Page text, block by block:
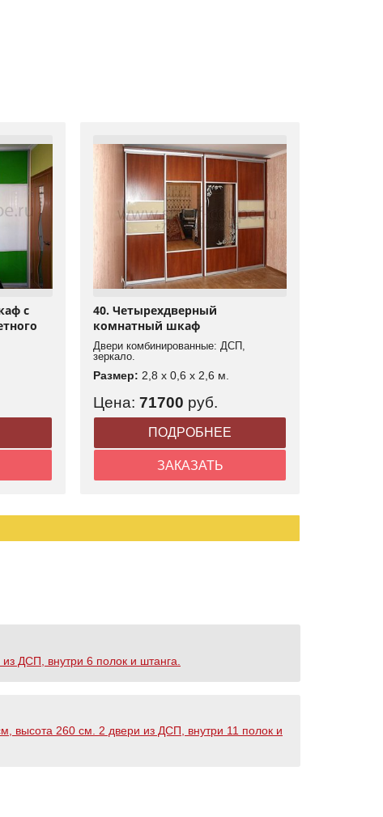
с
40. Четырехдверный
комнатный шкаф
Двери комбинированные: ДСП,
зеркало.
Размер: 2,8 x 0,6 x 2,6 м.
Цена: 71700 руб.
ПОДРОБНЕЕ
ЗАКАЗАТЬ
ДСП, внутри 6 полок и штанга.
высота 260 см. 2 двери из ДСП, внутри 11 полок и